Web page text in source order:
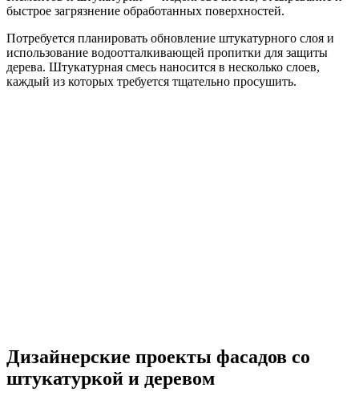
быстрое загрязнение обработанных поверхностей.
Потребуется планировать обновление штукатурного слоя и
использование водоотталкивающей пропитки для защиты
дерева. Штукатурная смесь наносится в несколько слоев,
каждый из которых требуется тщательно просушить.
Дизайнерские проекты фасадов со
штукатуркой и деревом